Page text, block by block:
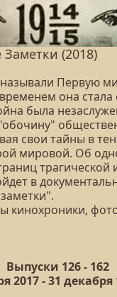
(2018)
Первую
она стала
была
свои тайны в
мировой. Об
в
кинохроники,
Выпуски 126 - 162
2017 - 31 декабря